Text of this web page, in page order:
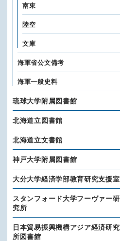
南東
陸空
文庫
海軍省公文備考
海軍一般史料
琉球大学附属図書館
北海道立図書館
北海道立文書館
神戸大学附属図書館
大分大学経済学部教育研究支援室
スタンフォード大学フーヴァー研
究所
日本貿易振興機構アジア経済研究
所図書館